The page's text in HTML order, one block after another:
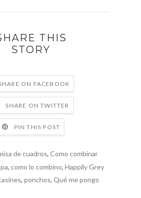
THIS
STORY
ON FACEBOOK
SHARE ON TWITTER
PIN THIS POST
de cuadros, Como combinar
, como lo combino, Happily Grey
, ponchos, Qué me pongo